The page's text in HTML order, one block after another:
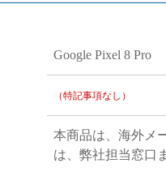
Google Pixel 8 Pro
（特記事項なし）
本商品は、海外メ
は、弊社担当窓口